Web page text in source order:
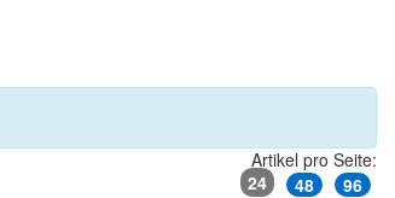
Artikel pro Seite:
24
48
96